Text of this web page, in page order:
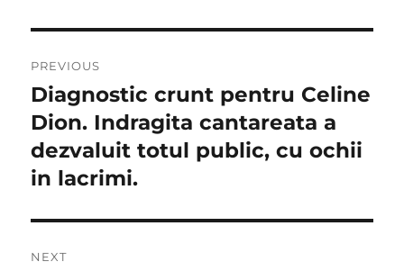
în
articole
PREVIOUS
Previous
post:
Diagnostic crunt pentru Celine
Dion. Indragita cantareata a
dezvaluit totul public, cu ochii
in lacrimi.
NEXT